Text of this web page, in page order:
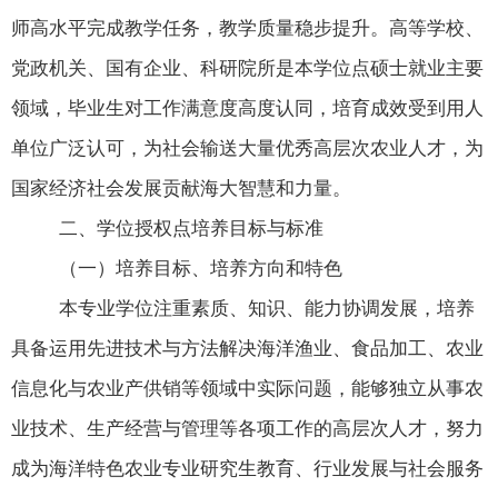
师高水平完成教学任务，教学质量稳步提升。高等学校、
党政机关、国有企业、科研院所是本学位点硕士就业主要
领域，毕业生对工作满意度高度认同，培育成效受到用人
单位广泛认可，为社会输送大量优秀高层次农业人才，为
国家经济社会发展贡献海大智慧和力量。
二、学位授权点培养目标与标准
（一）培养目标、培养方向和特色
本专业学位注重素质、知识、能力协调发展，培养
具备运用先进技术与方法解决海洋渔业、食品加工、农业
信息化与农业产供销等领域中实际问题，能够独立从事农
业技术、生产经营与管理等各项工作的高层次人才，努力
成为海洋特色农业专业研究生教育、行业发展与社会服务